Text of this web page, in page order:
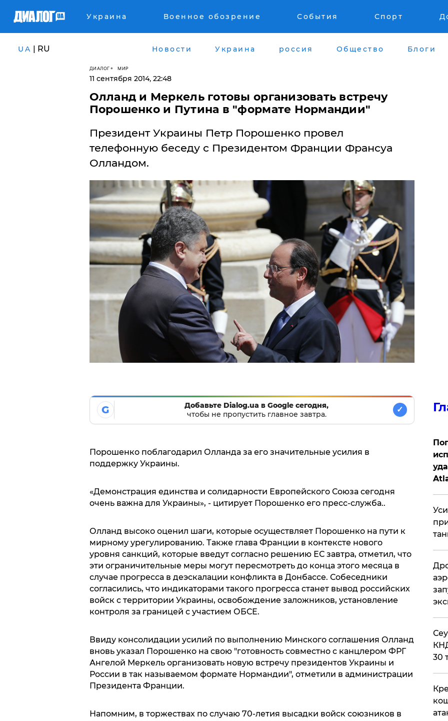
Украина Военное обозрение События Спорт
UA | RU Новости Украина россия Общество Блоги
ДИАЛОГ МИР
11 сентября 2014, 22:48
Олланд и Меркель готовы организовать встречу
Порошенко и Путина в "формате Нормандии"
Президент Украины Петр Порошенко провел
телефонную беседу с Президентом Франции Франсуа
Олландом.
G
Добавьте Dialog.ua в Google сегодня,
чтобы не пропустить главное завтра.
✓
Порошенко поблагодарил Олланда за его значительные усилия в
поддержку Украины.
«Демонстрация единства и солидарности Европейского Союза сегодня
очень важна для Украины», - цитирует Порошенко его пресс-служба..
Олланд высоко оценил шаги, которые осуществляет Порошенко на пути к
мирному урегулированию. Также глава Франции в контексте нового
уровня санкций, которые введут согласно решению ЕС завтра, отметил, что
эти ограничительные меры могут пересмотреть до конца этого месяца в
случае прогресса в деэскалации конфликта в Донбассе. Собеседники
согласились, что индикаторами такого прогресса станет вывод российских
войск с территории Украины, освобождение заложников, установление
контроля за границей с участием ОБСЕ.
Ввиду консолидации усилий по выполнению Минского соглашения Олланд
вновь указал Порошенко на свою "готовность совместно с канцлером ФРГ
Ангелой Меркель организовать новую встречу президентов Украины и
России в так называемом формате Нормандии", отметили в администрации
Президента Франции.
Напомним, в торжествах по случаю 70-летия высадки войск союзников в
30